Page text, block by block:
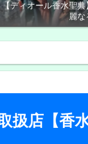
【ディオール香水聖
麗な
扱店【香